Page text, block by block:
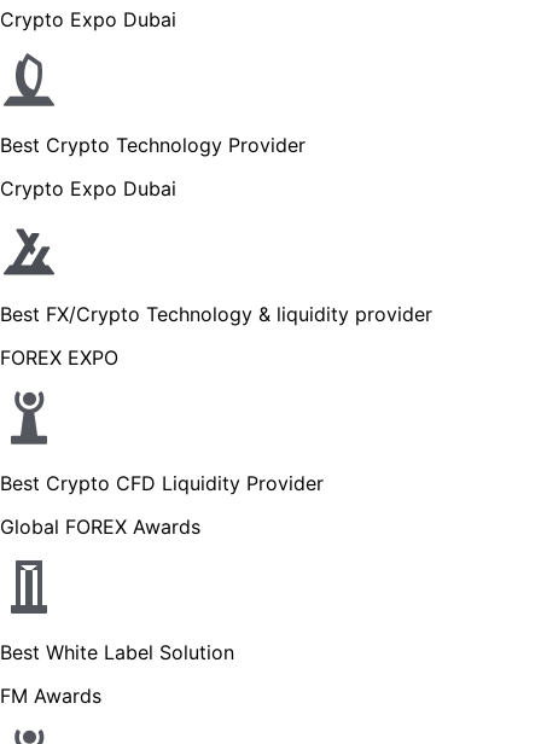
Crypto Expo Dubai
Best Crypto Technology Provider
Crypto Expo Dubai
Best FX/Crypto Technology & liquidity provider
FOREX EXPO
Best Crypto CFD Liquidity Provider
Global FOREX Awards
Best White Label Solution
FM Awards